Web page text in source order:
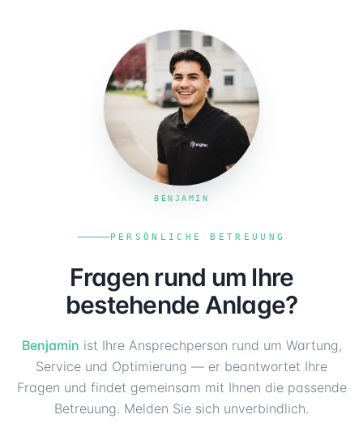
BENJAMIN
PERSÖNLICHE BETREUUNG
Fragen rund um Ihre
bestehende Anlage?
Benjamin ist Ihre Ansprechperson rund um Wartung,
Service und Optimierung — er beantwortet Ihre
Fragen und findet gemeinsam mit Ihnen die passende
Betreuung. Melden Sie sich unverbindlich.